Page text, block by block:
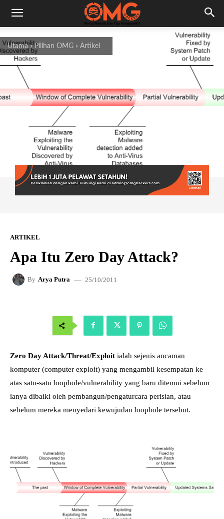
Utama Pilihan OMG Artikel
ARTIKEL
Apa Itu Zero Day Attack?
By Arya Putra 25/10/2011
Zero Day Attack/Threat/Exploit ialah sejenis ancaman
komputer (computer exploit) yang mengambil kesempatan ke
atas satu-satu loophole/vulnerability yang baru ditemui sebelum
ianya dibaiki oleh pembangun/pengaturcara perisian, atau
sebelum mereka menyedari kewujudan loophole tersebut.